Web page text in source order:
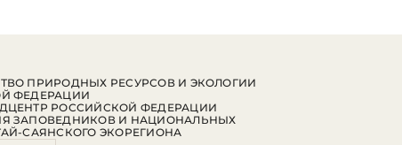
ПРИРОДНЫХ РЕСУРСОВ И ЭКОЛОГИИ
ФЕДЕРАЦИИ
РОССИЙСКОЙ ФЕДЕРАЦИИ
ЗАПОВЕДНИКОВ И НАЦИОНАЛЬНЫХ
САЯНСКОГО ЭКОРЕГИОНА